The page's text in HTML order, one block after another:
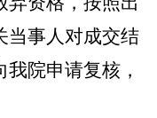
当事人对成交结
我院申请复核，